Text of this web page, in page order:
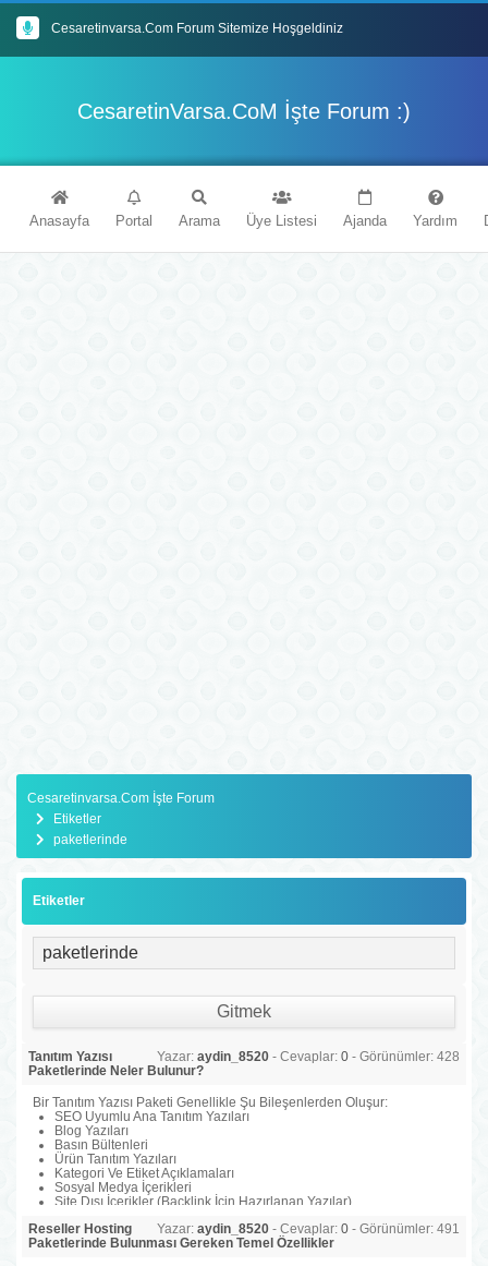
Cesaretinvarsa.Com Forum Sitemize Hoşgeldiniz
İyi Forumlar Dileriz : )
CesaretinVarsa.CoM İşte Forum :)
Anasayfa Portal Arama Üye Listesi Ajanda Yardım
Cesaretinvarsa.Com İşte Forum
Etiketler
paketlerinde
Etiketler
Yazar: aydin_8520 - Cevaplar: 0 - Görünümler: 428
Tanıtım Yazısı
Paketlerinde Neler Bulunur?
Bir Tanıtım Yazısı Paketi Genellikle Şu Bileşenlerden Oluşur:
SEO Uyumlu Ana Tanıtım Yazıları
Blog Yazıları
Basın Bültenleri
Ürün Tanıtım Yazıları
Kategori Ve Etiket Açıklamaları
Sosyal Medya İçerikleri
Site Dışı İçerikler (Backlink İçin Hazırlanan Yazılar)
Yazar: aydin_8520 - Cevaplar: 0 - Görünümler: 491
Reseller Hosting
Paketlerinde Bulunması Gereken Temel Özellikler